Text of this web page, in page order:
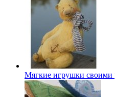
Мягкие игрушки своими